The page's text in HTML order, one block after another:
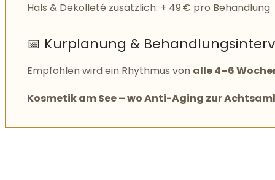
Hals & Dekolleté zusätzlich: + 49 € pro Behandlung
📅 Kurplanung &
Empfohlen wird ein Rhythmus von alle 4–6
Kosmetik am See – wo Anti-Aging zur